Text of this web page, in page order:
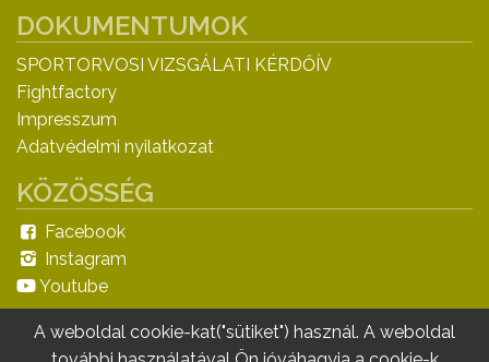
DOKUMENTUMOK
SPORTORVOSI VIZSGÁLATI KÉRDŐÍV
Fightfactory
Impresszum
Adatvédelmi nyilatkozat
KÖZÖSSÉG
Facebook
Instagram
Youtube
A weboldal cookie-kat("sütiket") használ. A weboldal